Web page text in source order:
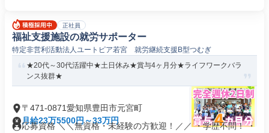
正社員
福祉支援施設の就労サポーター
特定非営利活動法人ユートピア若宮 就労継続支援B型つむぎ
★20代～30代活躍中★土日休み★賞与4ヶ月分★ライフワークバラ
ンス抜群★
〒471-0871愛知県豊田市元宮町
月給23万5500円～33万円
応募資格 ＼＼無資格・未経験の方歓迎！／／ ・学歴不問！ ・